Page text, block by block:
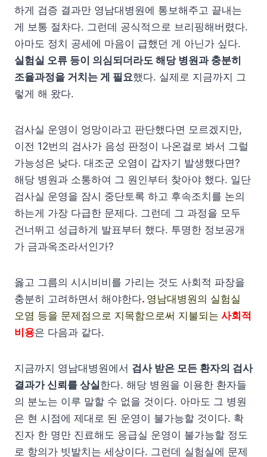
하게 검증 결과만 영남대병원에 통보해주고 끝내는
게 보통 절차다. 그런데 공식적으로 브리핑해버렸다.
아마도 정치 공세에 마음이 급했던 게 아닌가 싶다.
실험실 오류 등이 의심되더라도 해당 병원과 충분히
조율과정을 거치는 게 필요했다. 실제로 지금까지 그
렇게 해 왔다.
검사실 운영이 엉망이라고 판단했다면 모르겠지만,
이전 12번의 검사가 음성 판정이 나온걸로 봐서 그럴
가능성은 낮다. 대조군 오염이 갑자기 발생했다면?
해당 병원과 소통하여 그 원인부터 찾아야 했다. 일단
검사실 운영을 잠시 중단토록 하고 후속조치를 논의
하는게 가장 다급한 문제다. 그런데 그 과정을 모두
건너뛰고 성급하게 발표부터 했다. 투명한 정보공개
가 금과옥조라서인가?
옳고 그름의 시시비비를 가리는 것도 사회적 파장을
충분히 고려하면서 해야한다. 영 남대병원의 실험실
오염 등을 문제점으로 지목함으로써 지불되는 사회적
비용은 다음과 같다.
지금까지 영남대병원에서 검사 받은 모든 환자의 검사
결과가 신뢰를 상실한다. 해당 병원을 이용한 환자들
의 분노는 이루 말할 수 없을 것이다. 아마도 그 병원
은 현 시점에 제대로 된 운영이 불가능할 것이다. 확
진자 한 명만 진료해도 응급실 운영이 불가능할 정도
로 항의가 빗발치는 세상이다. 그런데 실험실에 문제